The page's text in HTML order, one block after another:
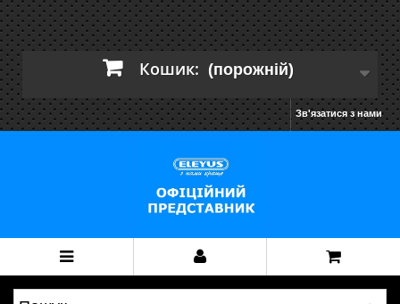
Кошик: (порожній)
Зв'язатися з нами